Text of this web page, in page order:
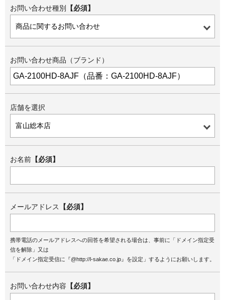
お問い合わせ種別 【必須】
お問い合わせ商品（ブランド）
店舗を選択
お名前 【必須】
メールアドレス 【必須】
携帯電話のメールアドレスへの回答を希望される場合は、事前に「ドメイン指定受
信を解除」又は
「ドメイン指定受信に『@http://l-sakae.co.jp』を設定」するようにお願いします。
お問い合わせ内容 【必須】